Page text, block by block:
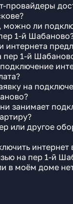
провайдеры
можно ли
1-й
интернета
пер 1-й
на
занимает
или другое
интернет
на пер 1-й
в моём доме